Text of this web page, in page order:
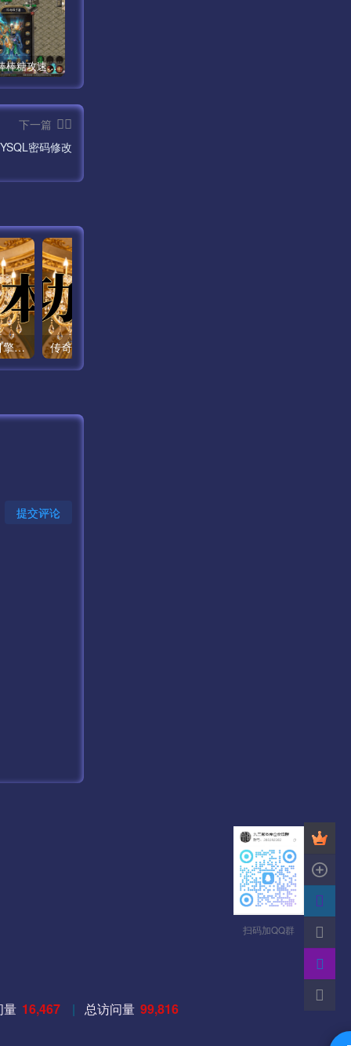
巅峰荣耀棒棒糖攻速单职业手游版【手游】
下一篇
密码修改
传奇手游教程29节：战神引擎套件换芒果和一个IP注册一个账号
提交评论
扫码加QQ群
量 16,467 | 总访问量 99,816